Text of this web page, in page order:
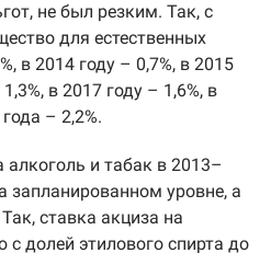
не был резким. Так, с
для естественных
в 2014 году – 0,7%, в 2015
в 2017 году – 1,6%, в
– 2,2%.
и табак в 2013–
запланированном уровне, а
ставка акциза на
долей этилового спирта до